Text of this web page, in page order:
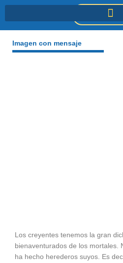
Imagen con mensaje
Los creyentes tenemos la gran
bienaventurados de los mortales.
ha hecho herederos suyos. Es